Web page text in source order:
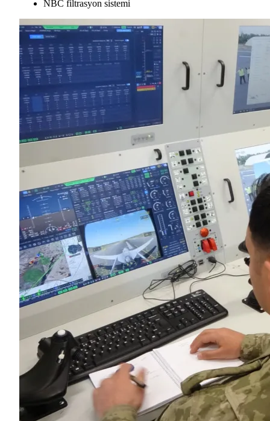
NBC filtrasyon sistemi